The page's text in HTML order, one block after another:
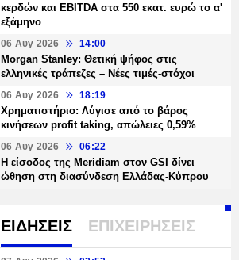
κερδών και EBITDA στα 550 εκατ. ευρώ το α'
εξάμηνο
06 Αυγ 2026 14:00
Morgan Stanley: Θετική ψήφος στις
ελληνικές τράπεζες – Νέες τιμές-στόχοι
06 Αυγ 2026 18:19
Χρηματιστήριο: Λύγισε από το βάρος
κινήσεων profit taking, απώλειες 0,59%
06 Αυγ 2026 06:22
Η είσοδος της Meridiam στον GSI δίνει
ώθηση στη διασύνδεση Ελλάδας-Κύπρου
ΕΙΔΗΣΕΙΣ ΕΠΙΧΕΙΡΗΣΕΙΣ